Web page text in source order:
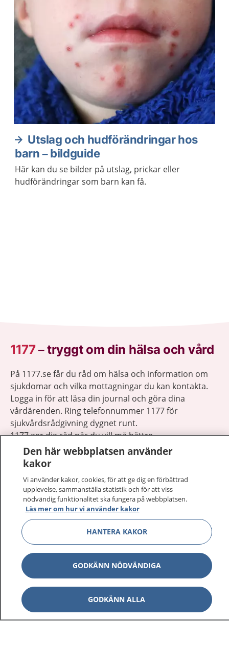
Utslag och hudförändringar hos
barn – bildguide
Här kan du se bilder på utslag, prickar eller
hudförändringar som barn kan få.
1177–tryggt om din hälsa och vård
På 1177.se får du råd om hälsa och information om
sjukdomar och vilka mottagningar du kan kontakta.
Logga in för att läsa din journal och göra dina
vårdärenden. Ring telefonnummer 1177 för
sjukvårdsrådgivning dygnet runt.
1177 ger dig råd när du vill må bättre.
1177 på flera språk
Om 1177 Visa
Kontakt Visa
Behandling av personuppgifter
Den här webbplatsen använder
kakor
Vi använder kakor, cookies, för att ge dig en förbättrad
upplevelse, sammanställa statistik och för att viss
nödvändig funktionalitet ska fungera på webbplatsen.
Läs mer om hur vi använder kakor
HANTERA KAKOR
GODKÄNN NÖDVÄNDIGA
GODKÄNN ALLA